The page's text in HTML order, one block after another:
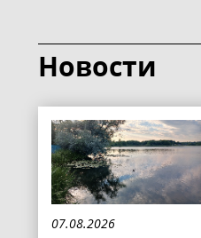
Новости
07.08.2026